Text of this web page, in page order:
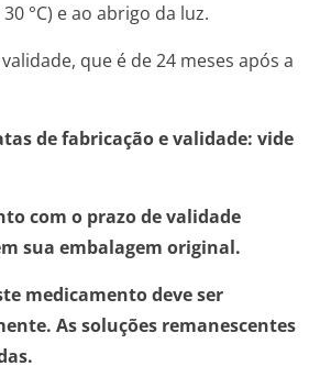
°C) e ao abrigo da luz.
que é de 24 meses após a
de fabricação e validade: vide
com o prazo de validade
sua embalagem original.
medicamento deve ser
As soluções remanescentes